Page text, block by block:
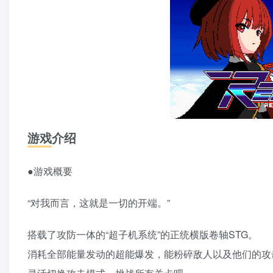
游戏介绍
●游戏概要
“对我而言，这就是一切的开端。”
搭载了攻防一体的“超子机系统”的正统横版卷轴STG。
消耗全部能量发动的超能爆发，能粉碎敌人以及他们的